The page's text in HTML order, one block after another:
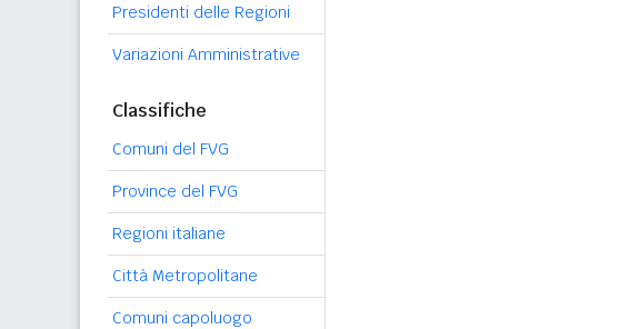
Presidenti delle Regioni
Variazioni Amministrative
Classifiche
Comuni del FVG
Province del FVG
Regioni italiane
Città Metropolitane
Comuni capoluogo